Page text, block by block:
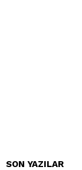
SON YAZILAR